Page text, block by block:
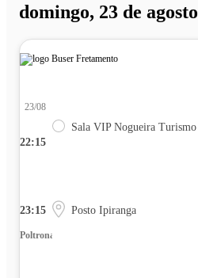
domingo, 23 de agosto
22:15
23/08
Sala VIP Nogueira Turismo
23:15 Posto Ipiranga
Poltrona